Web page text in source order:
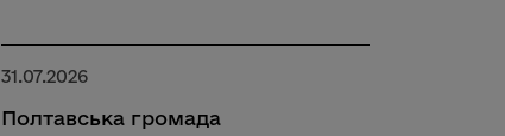
31.07.2026
Полтавська громада